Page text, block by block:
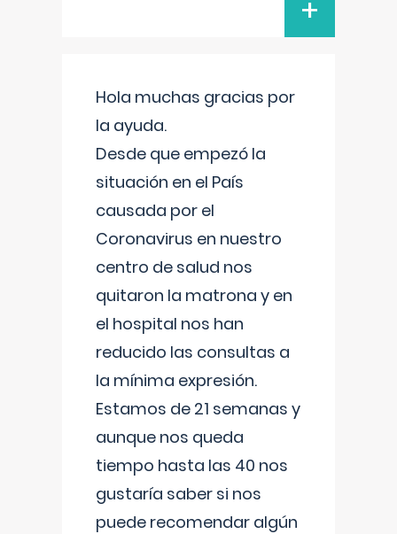
+
Hola muchas gracias por
la ayuda.
Desde que empezó la
situación en el País
causada por el
Coronavirus en nuestro
centro de salud nos
quitaron la matrona y en
el hospital nos han
reducido las consultas a
la mínima expresión.
Estamos de 21 semanas y
aunque nos queda
tiempo hasta las 40 nos
gustaría saber si nos
puede recomendar algún